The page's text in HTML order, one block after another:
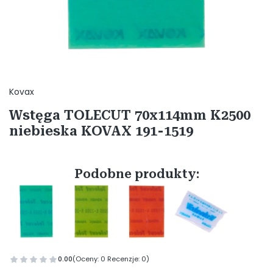
Kovax
Wstęga TOLECUT 70x114mm K2500
niebieska KOVAX 191-1519
Podobne produkty:
0.00(Oceny: 0 Recenzje: 0)